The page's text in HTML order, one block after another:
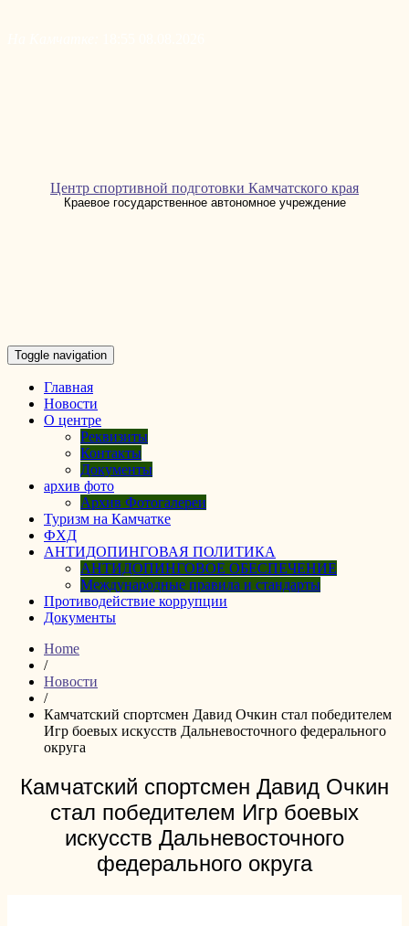
Центр спортивной подготовки Камчатского края
Краевое государственное автономное учреждение
Toggle navigation
Главная
Новости
О центре
Реквизиты
Контакты
Документы
архив фото
Архив Фотогалереи
Туризм на Камчатке
ФХД
АНТИДОПИНГОВАЯ ПОЛИТИКА
АНТИДОПИНГОВОЕ ОБЕСПЕЧЕНИЕ
Международные правила и стандарты
Противодействие коррупции
Документы
Home
/
Новости
/
Камчатский спортсмен Давид Очкин стал победителем
Игр боевых искусств Дальневосточного федерального
округа
Камчатский спортсмен Давид Очкин
стал победителем Игр боевых
искусств Дальневосточного
федерального округа